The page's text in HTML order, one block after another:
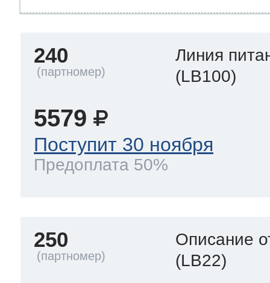
240
Линия
(LB100)
5579
Поступит 30 ноября
Предоплата 50%
250
Описание
(LB22)